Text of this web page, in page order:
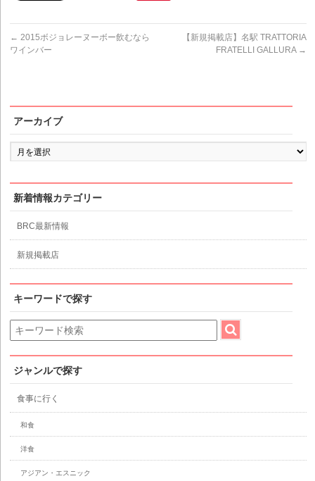
← 2015ボジョレーヌーボー飲むなら
ワインバー
【新規掲載店】名駅 TRATTORIA
FRATELLI GALLURA →
アーカイブ
ア
ー
ブ
新着情報カテゴリー
BRC最新情報
新規掲載店
キーワードで探す
ジャンルで探す
食事に行く
和食
洋食
アジアン・エスニック